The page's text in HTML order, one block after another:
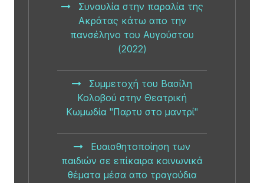
Συναυλία στην παραλία της
Ακράτας κάτω απο την
πανσέληνο του Αυγούστου
(2022)
Συμμετοχή του Βασίλη
Κολοβού στην Θεατρική
Κωμωδία "Παρτυ στο μαντρί"
Ευαισθητοποίηση των
παιδιών σε επίκαιρα κοινωνικά
θέματα μέσα απο τραγούδια